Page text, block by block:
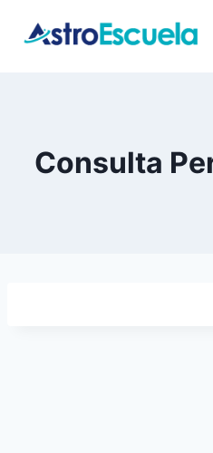
Consulta